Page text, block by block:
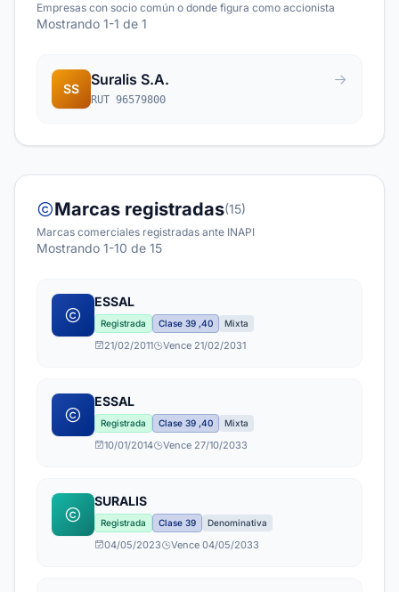
Empresas con socio común o donde figura como accionista
Mostrando 1-1 de 1
SS
Suralis S.A.
RUT 96579800
Marcas registradas(15)
Marcas comerciales registradas ante INAPI
Mostrando 1-10 de 15
ESSAL
Registrada Clase 39 ,40 Mixta
21/02/2011 Vence 21/02/2031
ESSAL
Registrada Clase 39 ,40 Mixta
10/01/2014 Vence 27/10/2033
SURALIS
Registrada Clase 39 Denominativa
04/05/2023 Vence 04/05/2033